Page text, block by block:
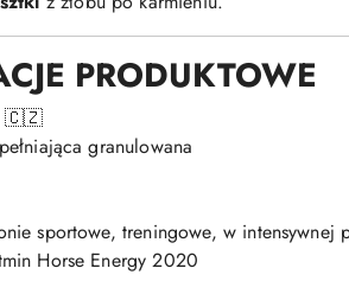
PRODUKTOWE
🇨🇿
granulowana
sportowe, treningowe, w intensywnej
Horse Energy 2020